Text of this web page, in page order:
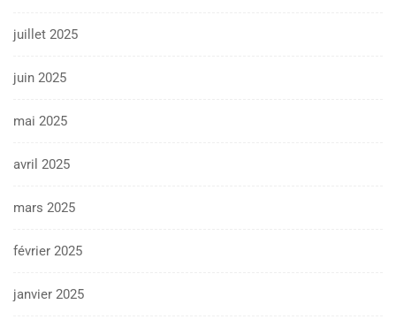
juillet 2025
juin 2025
mai 2025
avril 2025
mars 2025
février 2025
janvier 2025